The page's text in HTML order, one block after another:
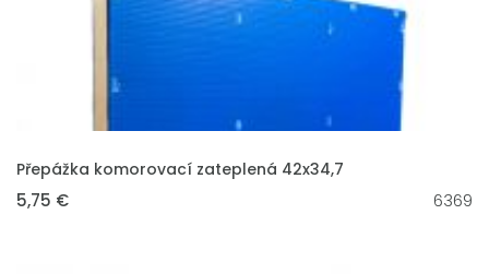
VLOŽIT DO KOŠÍKU
Přepážka komorovací zateplená 42x34,7
5,75 € 6369